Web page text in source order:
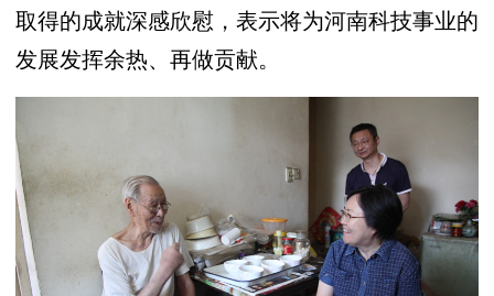
取得的成就深感欣慰，表示将为河南科技事业的
发展发挥余热、再做贡献。